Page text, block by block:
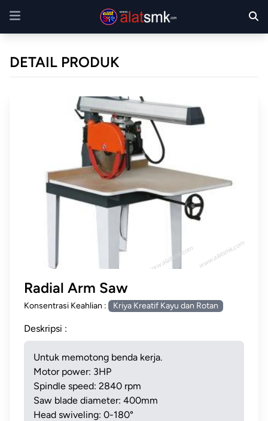
DETAIL PRODUK
www.alatsmk.com www.alatsmk.com www.alatsmk.com
www.alatsmk.com www.alatsmk.com www.alatsmk.com
www.alatsmk.com www.alatsmk.com www.alatsmk.com
www.alatsmk.com www.alatsmk.com www.alatsmk.com
www.alatsmk.com www.alatsmk.com www.alatsmk.com
www.alatsmk.com www.alatsmk.com
Radial Arm Saw
Konsentrasi Keahlian : Kriya Kreatif Kayu dan Rotan
Deskripsi :
Untuk memotong benda kerja.
Motor power: 3HP
Spindle speed: 2840 rpm
Saw blade diameter: 400mm
Head swiveling: 0-180°